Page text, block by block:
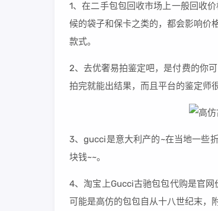
1、在二手包包回收市场上一般回收
候的袋子和保卡之类的，都会影响价
款式。
2、去优奢易拍鉴定吧，是付费的你
拍完就能出结果，而且平台的鉴定师
3、gucci是意大利产的~在当地一些
块钱~~。
4、淘宝上Gucci古驰包包代购是官
可能是高仿的包包自从十八世纪末，